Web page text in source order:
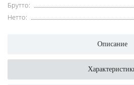
Брутто:
Нетто:
Описание